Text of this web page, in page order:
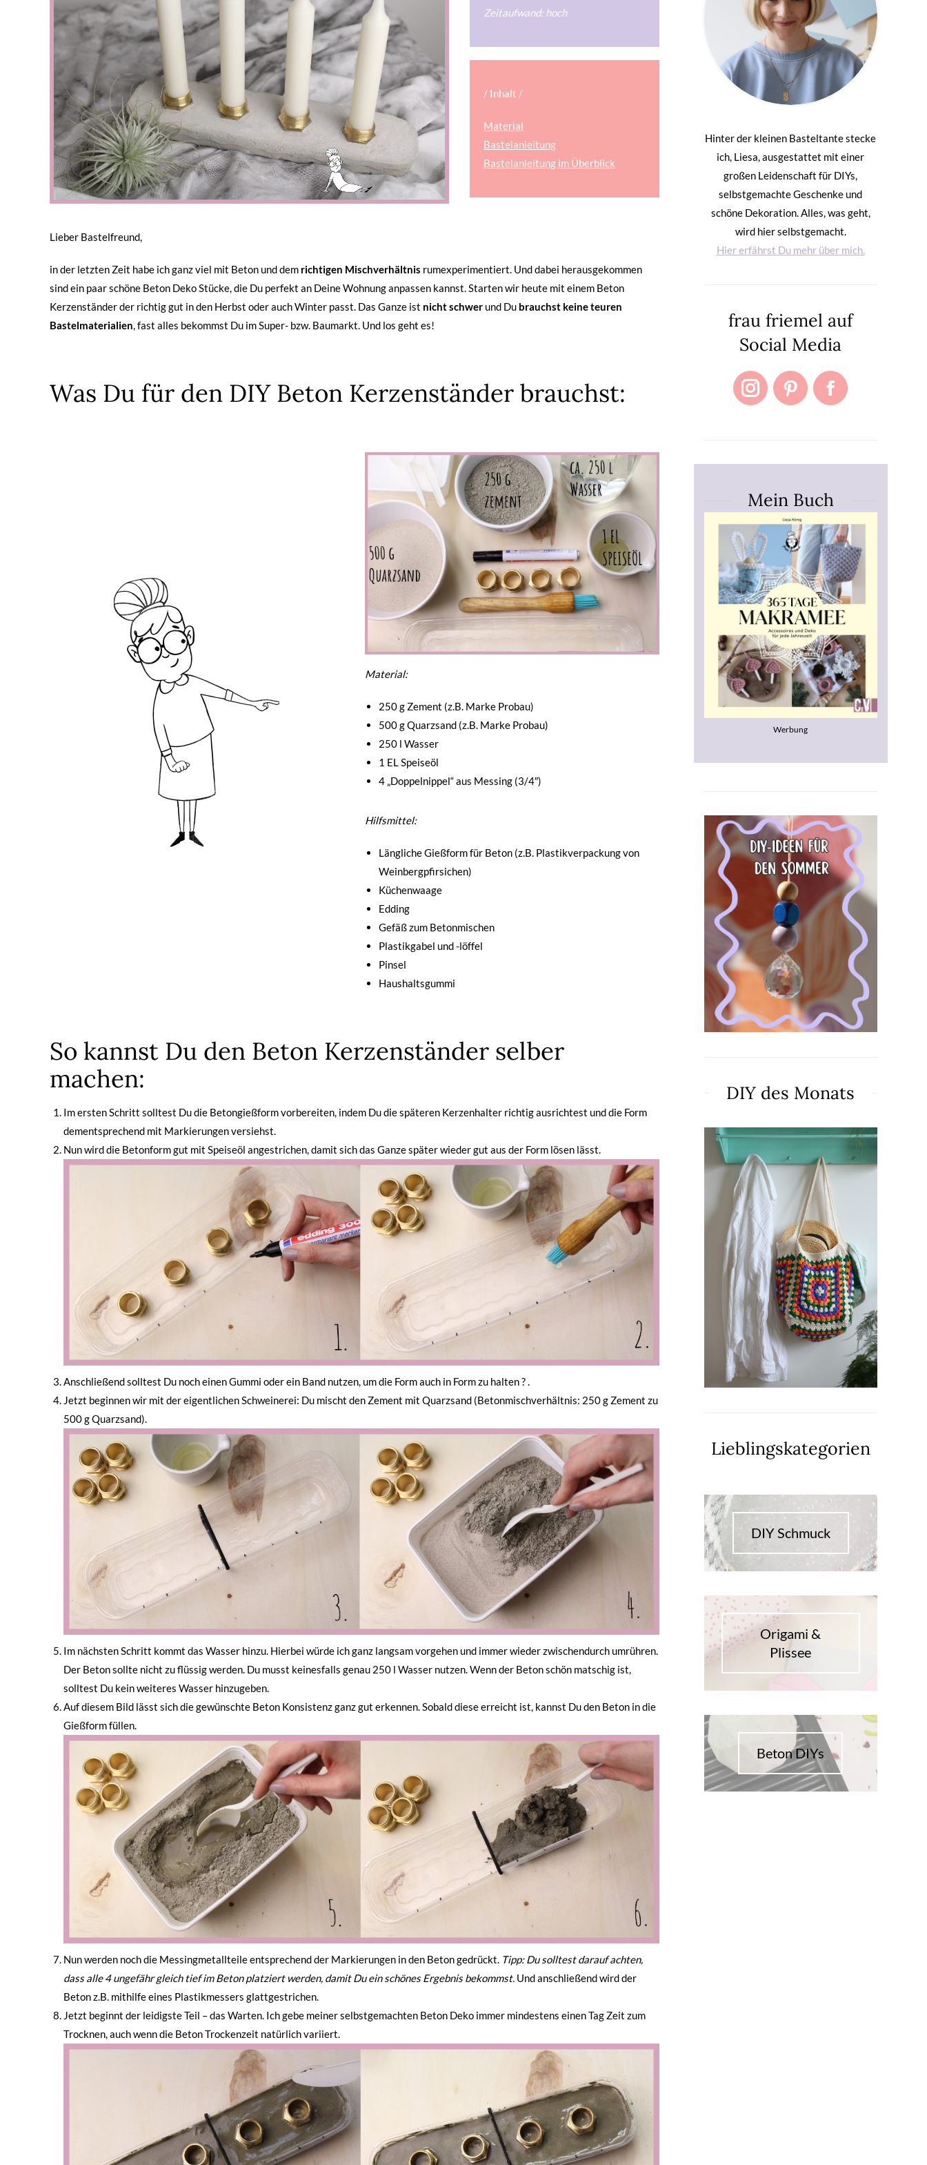
Zeitaufwand: hoch
/ Inhalt /
Material
Bastelanleitung
Bastelanleitung im Überblick
Lieber Bastelfreund,
in der letzten Zeit habe ich ganz viel mit Beton und dem richtigen Mischverhältnis rumexperimentiert. Und dabei herausgekommen
sind ein paar schöne Beton Deko Stücke, die Du perfekt an Deine Wohnung anpassen kannst. Starten wir heute mit einem Beton
Kerzenständer der richtig gut in den Herbst oder auch Winter passt. Das Ganze ist nicht schwer und Du brauchst keine teuren
Bastelmaterialien, fast alles bekommst Du im Super- bzw. Baumarkt. Und los geht es!
Was Du für den DIY Beton Kerzenständer brauchst:
Material:
250 g Zement (z.B. Marke Probau)
500 g Quarzsand (z.B. Marke Probau)
250 l Wasser
1 EL Speiseöl
4 „Doppelnippel“ aus Messing (3/4″)
Hilfsmittel:
Längliche Gießform für Beton (z.B. Plastikverpackung von
Weinbergpfirsichen)
Küchenwaage
Edding
Gefäß zum Betonmischen
Plastikgabel und -löffel
Pinsel
Haushaltsgummi
So kannst Du den Beton Kerzenständer selber
machen:
Im ersten Schritt solltest Du die Betongießform vorbereiten, indem Du die späteren Kerzenhalter richtig ausrichtest und die Form
dementsprechend mit Markierungen versiehst.
Nun wird die Betonform gut mit Speiseöl angestrichen, damit sich das Ganze später wieder gut aus der Form lösen lässt.
Anschließend solltest Du noch einen Gummi oder ein Band nutzen, um die Form auch in Form zu halten ? .
Jetzt beginnen wir mit der eigentlichen Schweinerei: Du mischt den Zement mit Quarzsand (Betonmischverhältnis: 250 g Zement zu
500 g Quarzsand).
Im nächsten Schritt kommt das Wasser hinzu. Hierbei würde ich ganz langsam vorgehen und immer wieder zwischendurch umrühren.
Der Beton sollte nicht zu flüssig werden. Du musst keinesfalls genau 250 l Wasser nutzen. Wenn der Beton schön matschig ist,
solltest Du kein weiteres Wasser hinzugeben.
Auf diesem Bild lässt sich die gewünschte Beton Konsistenz ganz gut erkennen. Sobald diese erreicht ist, kannst Du den Beton in die
Gießform füllen.
Nun werden noch die Messingmetallteile entsprechend der Markierungen in den Beton gedrückt. Tipp: Du solltest darauf achten,
dass alle 4 ungefähr gleich tief im Beton platziert werden, damit Du ein schönes Ergebnis bekommst. Und anschließend wird der
Beton z.B. mithilfe eines Plastikmessers glattgestrichen.
Jetzt beginnt der leidigste Teil – das Warten. Ich gebe meiner selbstgemachten Beton Deko immer mindestens einen Tag Zeit zum
Trocknen, auch wenn die Beton Trockenzeit natürlich variiert.
Hinter der kleinen Basteltante stecke
ich, Liesa, ausgestattet mit einer
großen Leidenschaft für DIYs,
selbstgemachte Geschenke und
schöne Dekoration. Alles, was geht,
wird hier selbstgemacht.
Hier erfährst Du mehr über mich.
frau friemel auf
Social Media
Instagram
PinterestFacebook
Mein Buch
Werbung
DIY des Monats
Lieblingskategorien
DIY Schmuck
Origami &
Plissee
Beton DIYs